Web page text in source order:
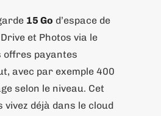
15 Go d’espace de
et Photos via le
offres payantes
avec par exemple 400
selon le niveau. Cet
déjà dans le cloud